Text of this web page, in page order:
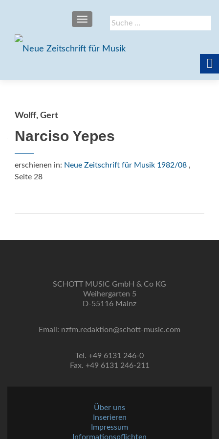
Suche
nach:
SCHALTE NAVIGATION
Wolff, Gert
Narciso Yepes
erschienen in: Neue Zeitschrift für Musik 1982/08 ,
Seite 28
SCHOTT MUSIC GmbH & Co KG
Weihergarten 5
D-55116 Mainz
Email: nzfm.redaktion@schott-music.com
Tel. +49 6131 246-0
Fax. +49 6131 246-211
Über uns
Inserieren
Impressum
Informationspflichten